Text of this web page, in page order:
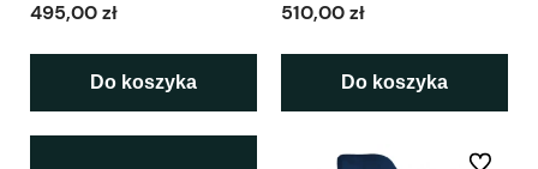
495,00 zł
Do koszyka
510,00 zł
Do koszyka
Do